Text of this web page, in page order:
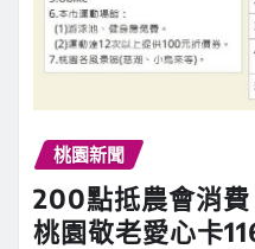
桃園新聞
200點抵農會消
桃園敬老愛心卡